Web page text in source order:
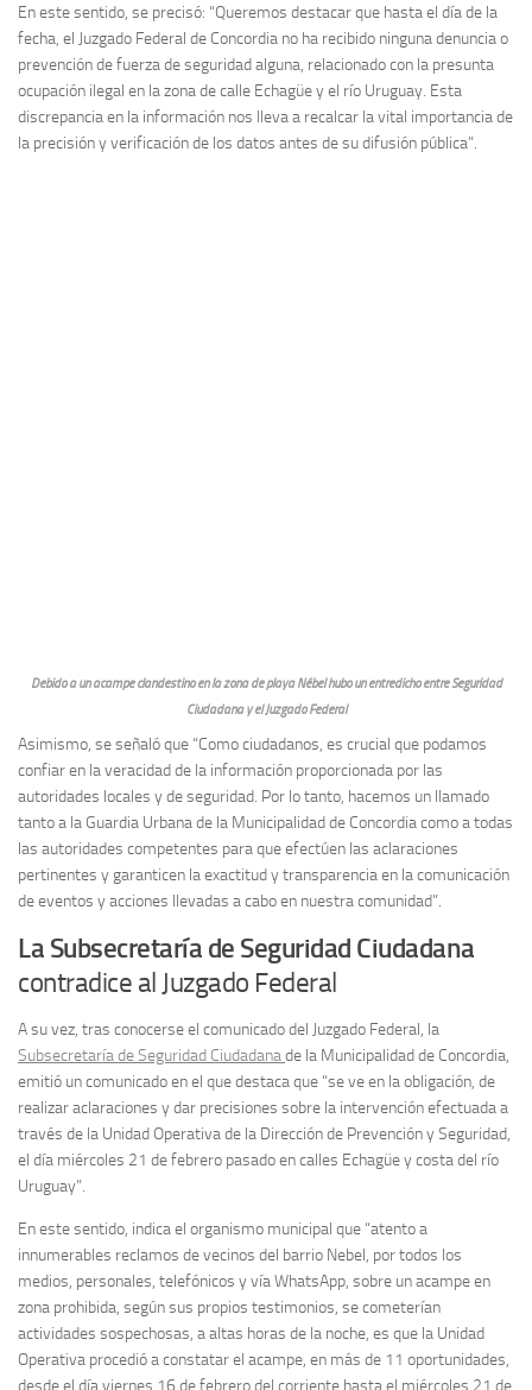
En este sentido, se precisó: “Queremos destacar que hasta el día de la
fecha, el Juzgado Federal de Concordia no ha recibido ninguna denuncia o
prevención de fuerza de seguridad alguna, relacionado con la presunta
ocupación ilegal en la zona de calle Echagüe y el río Uruguay. Esta
discrepancia en la información nos lleva a recalcar la vital importancia de
la precisión y verificación de los datos antes de su difusión pública”.
Debido a un acampe clandestino en la zona de playa Nébel hubo un entredicho entre Seguridad
Ciudadana y el Juzgado Federal
Asimismo, se señaló que “Como ciudadanos, es crucial que podamos
confiar en la veracidad de la información proporcionada por las
autoridades locales y de seguridad. Por lo tanto, hacemos un llamado
tanto a la Guardia Urbana de la Municipalidad de Concordia como a todas
las autoridades competentes para que efectúen las aclaraciones
pertinentes y garanticen la exactitud y transparencia en la comunicación
de eventos y acciones llevadas a cabo en nuestra comunidad”.
La Subsecretaría de Seguridad Ciudadana
contradice al Juzgado Federal
A su vez, tras conocerse el comunicado del Juzgado Federal, la
Subsecretaría de Seguridad Ciudadanade la Municipalidad de Concordia,
emitió un comunicado en el que destaca que “se ve en la obligación, de
realizar aclaraciones y dar precisiones sobre la intervención efectuada a
través de la Unidad Operativa de la Dirección de Prevención y Seguridad,
el día miércoles 21 de febrero pasado en calles Echagüe y costa del río
Uruguay”.
En este sentido, indica el organismo municipal que “atento a
innumerables reclamos de vecinos del barrio Nebel, por todos los
medios, personales, telefónicos y vía WhatsApp, sobre un acampe en
zona prohibida, según sus propios testimonios, se cometerían
actividades sospechosas, a altas horas de la noche, es que la Unidad
Operativa procedió a constatar el acampe, en más de 11 oportunidades,
desde el día viernes 16 de febrero del corriente hasta el miércoles 21 de